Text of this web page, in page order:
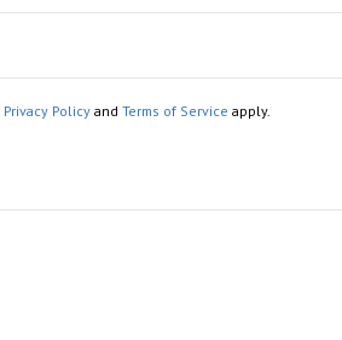
Privacy Policy and Terms of Service apply.